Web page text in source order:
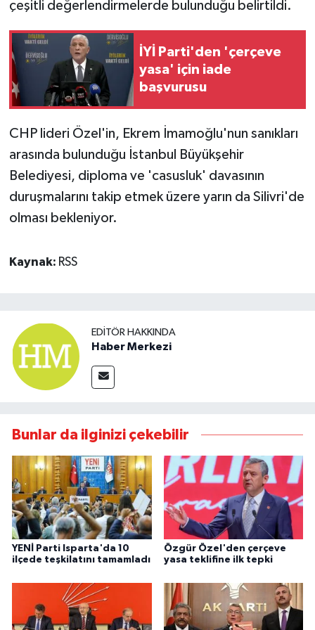
çeşitli değerlendirmelerde bulunduğu belirtildi.
İYİ Parti'den 'çerçeve
yasa' için iade
başvurusu
CHP lideri Özel'in, Ekrem İmamoğlu'nun sanıkları
arasında bulunduğu İstanbul Büyükşehir
Belediyesi, diploma ve 'casusluk' davasının
duruşmalarını takip etmek üzere yarın da Silivri'de
olması bekleniyor.
Kaynak: RSS
EDITÖR HAKKINDA
Haber Merkezi
Bunlar da ilginizi çekebilir
YENİ Parti Isparta'da 10
ilçede teşkilatını tamamladı
Özgür Özel'den çerçeve
yasa teklifine ilk tepki